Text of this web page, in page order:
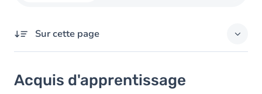
Sur cette page
Objectifs
Acquis d'apprentissage